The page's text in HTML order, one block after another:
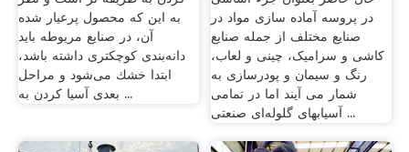
به ‌این كه محصول پرعیار شده
آن، در صنایع مربوطه باید
دانه‌بندی كوچكتری داشته باشد،
ابتدا خشك می‌شود و مراحل
بعدی آسیا كردن به ...
در پروسه آماده سازی مواد در
صنایع مختلف از جمله صنایع
کاشی و سرامیک، چینی و لعاب،
رنگ و سیمان و پودرسازی به
شمار می آیند اما در تمامی
آسیابهای گلوله‌ای صنعتی ...